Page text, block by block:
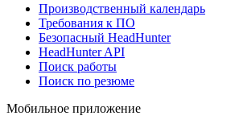
Производственный календарь
Требования к ПО
Безопасный HeadHunter
HeadHunter API
Поиск работы
Поиск по резюме
Мобильное приложение